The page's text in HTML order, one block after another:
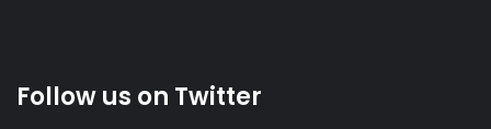
Follow us on Twitter